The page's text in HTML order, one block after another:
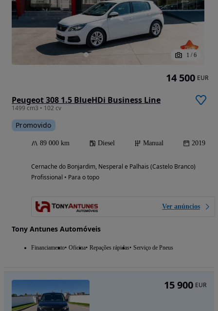
1 / 6
Peugeot 308 1.5 BlueHDi Business Line
1499 cm3 • 102 cv
Promovido
89 000 km Diesel Manual 2019
Cernache do Bonjardim, Nesperal e Palhais (Castelo Branco)
Profissional • Para o topo
Ver anúncios
Tony Antunes Automóveis
Financiamento Oficina Repações rápidas Serviço de Pneus
14 500 EUR
15 900 EUR